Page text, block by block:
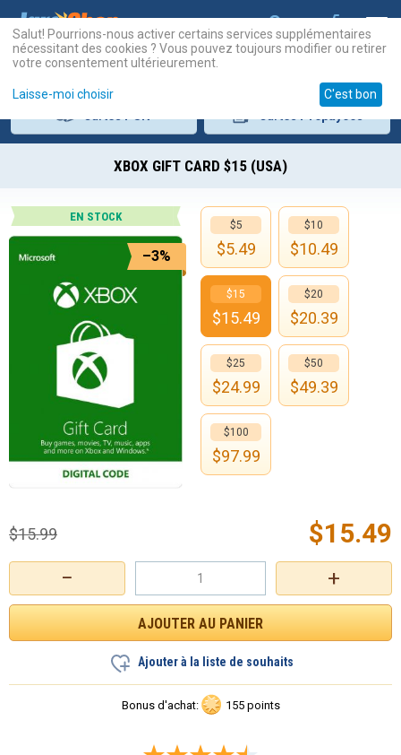
XBOX GIFT CARD $15 (USA)
EN STOCK
–3%
+
−
$15.49
$15.99
Ajouter à la liste de souhaits
Bonus d'achat: 155 points
$5
$5.49
$10
$10.49
$15
$15.49
$20
$20.39
$25
$24.99
$50
$49.39
$100
$97.99
Salut! Pourrions-nous activer certains services supplémentaires
nécessitant des cookies ? Vous pouvez toujours modifier ou retirer
votre consentement ultérieurement.
Laisse-moi choisir C'est bon